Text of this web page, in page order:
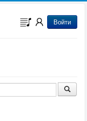
Войти
из сериалов